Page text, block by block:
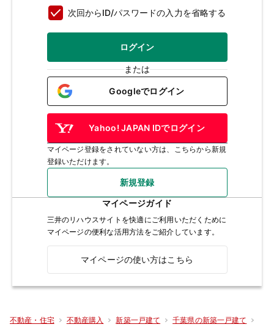
次回からID/パスワードの入力を省略する
ログイン
または
Googleでログイン
Yahoo! JAPAN IDでログイン
マイページ登録をされていない方は、こちらから新規
登録いただけます。
新規登録
マイページガイド
三井のリハウスサイトを快適にご利用いただくために
マイページの便利な活用方法をご紹介しています。
マイページの使い方はこちら
不動産・住宅 不動産購入 新築一戸建て 千葉県の新築一戸建て